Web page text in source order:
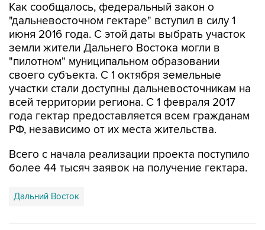
Как сообщалось, федеральный закон о
"дальневосточном гектаре" вступил в силу 1
июня 2016 года. С этой даты выбрать участок
земли жители Дальнего Востока могли в
"пилотном" муниципальном образовании
своего субъекта. С 1 октября земельные
участки стали доступны дальневосточникам на
всей территории региона. С 1 февраля 2017
года гектар предоставляется всем гражданам
РФ, независимо от их места жительства.
Всего с начала реализации проекта поступило
более 44 тысяч заявок на получение гектара.
Дальний Восток